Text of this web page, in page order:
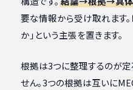
要な情報から受け取れます
か」という主張を置きます。
根拠は3つに整理するのが定
せん。3つの根拠は互いに